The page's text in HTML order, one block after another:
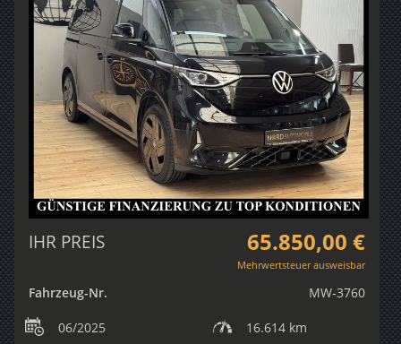
IHR PREIS 65.850,00 €
Mehrwertsteuer ausweisbar
Fahrzeug-Nr. MW-3760
06/2025
16.614 km